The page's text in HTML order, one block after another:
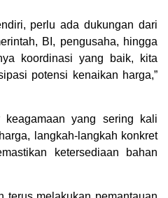
perlu ada dukungan dari
BI, pengusaha, hingga
koordinasi yang baik, kita
potensi kenaikan harga,”
keagamaan yang sering kali
langkah-langkah konkret
ketersediaan bahan